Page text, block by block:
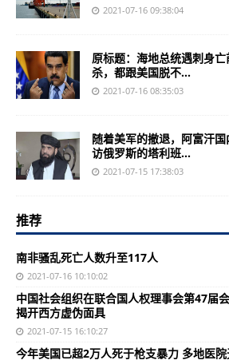
2021-07-16 09:38:04
原标题：海地总统遇刺身
杀，都跟美国脱不...
2021-07-16 08:35:03
随着美军的撤退，阿富汗
访俄罗斯的塔利班...
2021-07-15 17:38:03
推荐
南非骚乱死亡人数升至117人
2021-07-16 10:10:02
中国社会组织在联合国人权理事会第47届
揭开西方虚伪面具
2021-07-15 16:10:27
今年美国已超2万人死于枪支暴力 多地医